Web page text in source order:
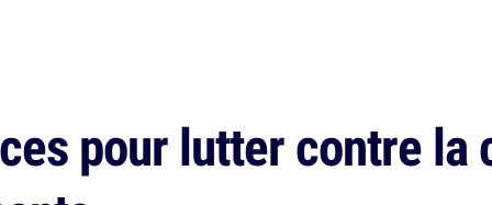
pour lutter contre la